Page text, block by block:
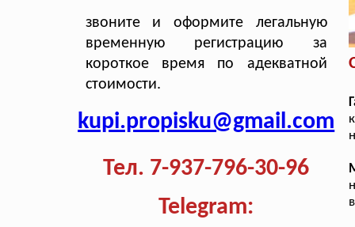
звоните и оформите легальную
временную регистрацию за
короткое время по адекватной
стоимости.
kupi.propisku@gmail.com
Тел. 7-937-796-30-96
Telegram: